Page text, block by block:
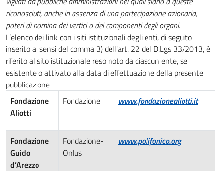
riconosciuti, anche in assenza di una partecipazione azionaria,
poteri di nomina dei vertici o dei componenti degli organi.
L’elenco dei link con i siti istituzionali degli enti, di seguito
inserito ai sensi del comma 3) dell'art. 22 del D.Lgs 33/2013, è
riferito al sito istituzionale reso noto da ciascun ente, se
esistente o attivato alla data di effettuazione della presente
pubblicazione
Fondazione
Aliotti
Fondazione www.fondazionealiotti.it
Fondazione
Guido
d’Arezzo
Fondazione-
Onlus
www.polifonico.org